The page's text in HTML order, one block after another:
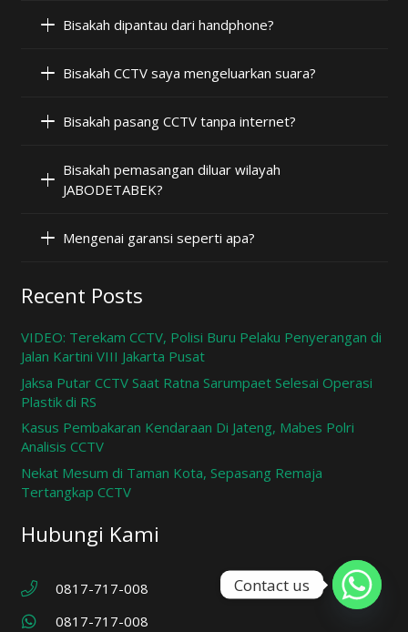
Bisakah dipantau dari handphone?
Bisakah CCTV saya mengeluarkan suara?
Bisakah pasang CCTV tanpa internet?
Bisakah pemasangan diluar wilayah
JABODETABEK?
Mengenai garansi seperti apa?
Recent Posts
VIDEO: Terekam CCTV, Polisi Buru Pelaku Penyerangan di
Jalan Kartini VIII Jakarta Pusat
Jaksa Putar CCTV Saat Ratna Sarumpaet Selesai Operasi
Plastik di RS
Kasus Pembakaran Kendaraan Di Jateng, Mabes Polri
Analisis CCTV
Nekat Mesum di Taman Kota, Sepasang Remaja
Tertangkap CCTV
Hubungi Kami
0817-717-008
0817-717-008
Contact us